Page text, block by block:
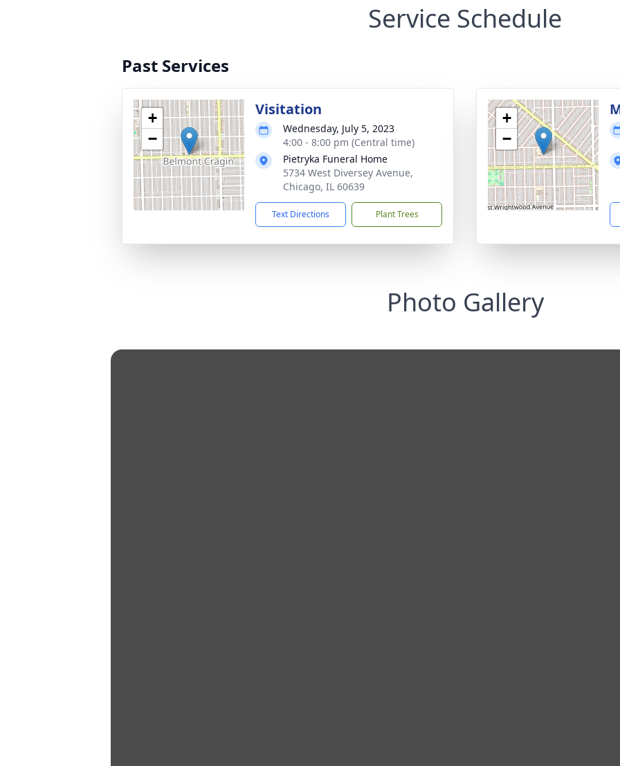
Service Schedule
Past Services
+
−
Visitation
Wednesday, July 5, 2023
4:00 - 8:00 pm (Central time)
Pietryka Funeral Home
5734 West Diversey Avenue,
Chicago, IL 60639
Text Directions Plant Trees
+
−
Photo Gallery